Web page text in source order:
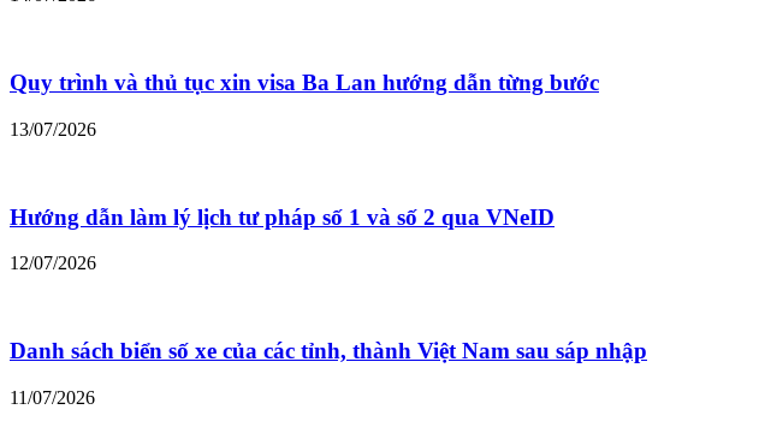
Quy trình và thủ tục xin visa Ba Lan hướng dẫn từng bước
13/07/2026
Hướng dẫn làm lý lịch tư pháp số 1 và số 2 qua VNeID
12/07/2026
Danh sách biển số xe của các tỉnh, thành Việt Nam sau sáp nhập
11/07/2026